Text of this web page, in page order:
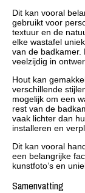
Dit kan vooral
gebruikt voor
textuur en de
elke wastafel
van de badkamer.
veelzijdig in
Hout kan
verschillende
mogelijk om een
rest van de
vaak lichter dan
installeren en
Dit kan vooral
een belangrijke
kunstfoto’s en
Samenvatting